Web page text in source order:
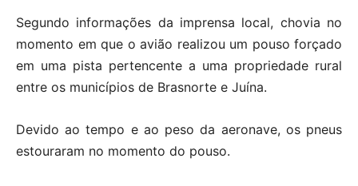
Segundo informações da imprensa local, chovia no
momento em que o avião realizou um pouso forçado
em uma pista pertencente a uma propriedade rural
entre os municípios de Brasnorte e Juína.
Devido ao tempo e ao peso da aeronave, os pneus
estouraram no momento do pouso.